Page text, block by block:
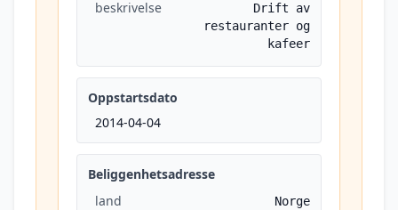
beskrivelse
Drift av
restauranter og
kafeer
Oppstartsdato
2014-04-04
Beliggenhetsadresse
land
Norge